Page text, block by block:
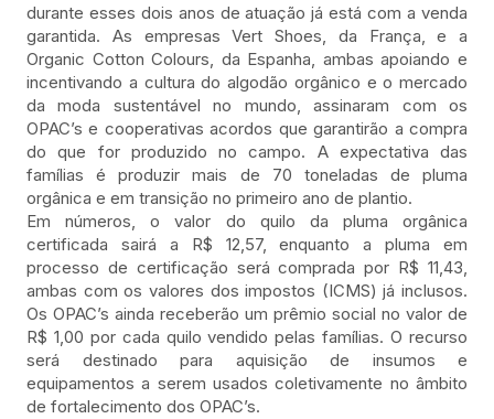
durante esses dois anos de atuação já está com a venda
garantida. As empresas Vert Shoes, da França, e a
Organic Cotton Colours, da Espanha, ambas apoiando e
incentivando a cultura do algodão orgânico e o mercado
da moda sustentável no mundo, assinaram com os
OPAC’s e cooperativas acordos que garantirão a compra
do que for produzido no campo. A expectativa das
famílias é produzir mais de 70 toneladas de pluma
orgânica e em transição no primeiro ano de plantio.
Em números, o valor do quilo da pluma orgânica
certificada sairá a R$ 12,57, enquanto a pluma em
processo de certificação será comprada por R$ 11,43,
ambas com os valores dos impostos (ICMS) já inclusos.
Os OPAC’s ainda receberão um prêmio social no valor de
R$ 1,00 por cada quilo vendido pelas famílias. O recurso
será destinado para aquisição de insumos e
equipamentos a serem usados coletivamente no âmbito
de fortalecimento dos OPAC’s.